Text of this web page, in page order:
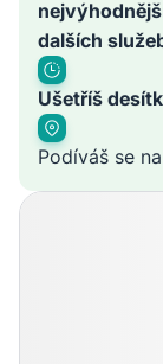
dalších
Ušetříš
Podíváš se na